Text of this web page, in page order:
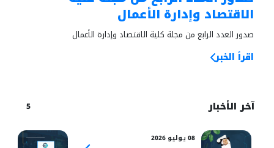
الاقتصاد وإدارة الأعمال
صدور العدد الرابع من مجلة كلية الاقتصاد وإدارة الأعمال
اقرأ الخبر
آخر الأخبار 5
08 يوليو 2026